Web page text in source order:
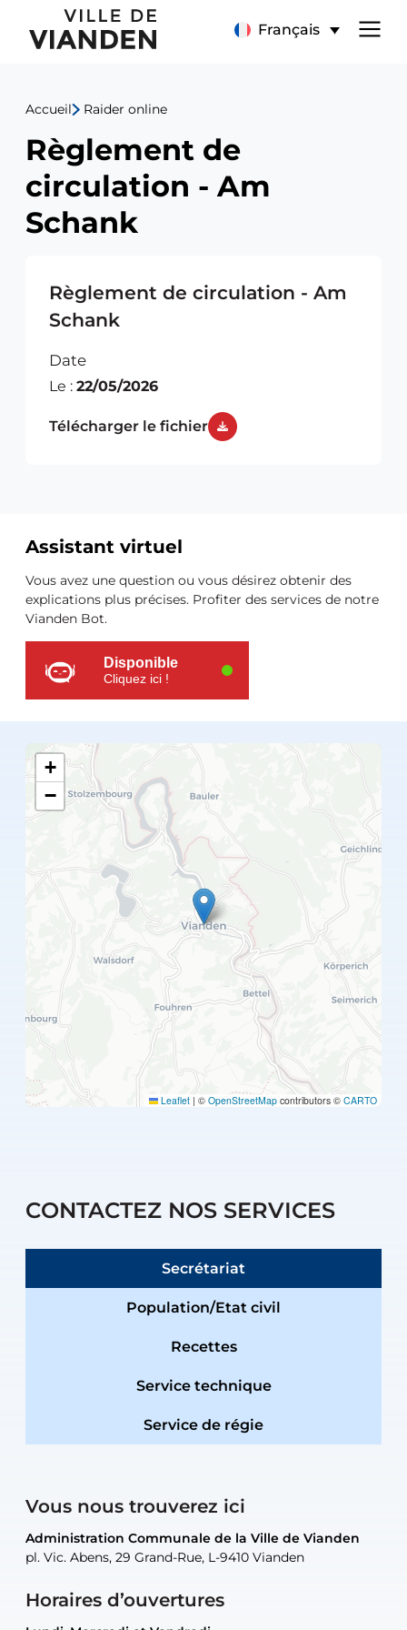
Règlement
de
circulation
Am
Schank
Français
Menu
navigation
principal
Accueil Raider online
Règlement de
circulation - Am
Schank
Règlement de circulation - Am
Schank
Date
Le : 22/05/2026
Télécharger le fichier
Ressources
supplémentaires
Assistant virtuel
Vous avez une question ou vous désirez obtenir des
explications plus précises. Profiter des services de notre
Vianden Bot.
Disponible
Cliquez ici !
+
−
Leaflet | © OpenStreetMap contributors © CARTO
CONTACTEZ NOS SERVICES
Secrétariat
Population/Etat civil
Recettes
Service technique
Service de régie
Vous nous trouverez ici
Administration Communale de la Ville de Vianden
pl. Vic. Abens, 29 Grand-Rue, L-9410 Vianden
Horaires d’ouvertures
Administration Communale de la Ville de Vianden
pl. Vic. Abens, 29 Grand-Rue, L-9410 Vianden
Administration Communale de la Ville de Vianden
pl. Vic. Abens, 29 Grand-Rue, L-9410 Vianden
Administration Communale de la Ville de Vianden
pl. Vic. Abens, 29 Grand-Rue, L-9410 Vianden
Atelier Communal de la Ville de Vianden
30, rue Neugarten, L-9422 Vianden